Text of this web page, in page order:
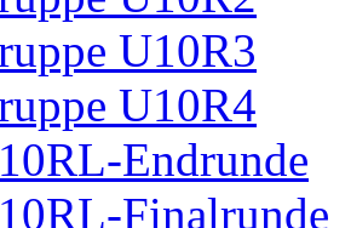
U10R3
U10R4
Endrunde
Finalrunde